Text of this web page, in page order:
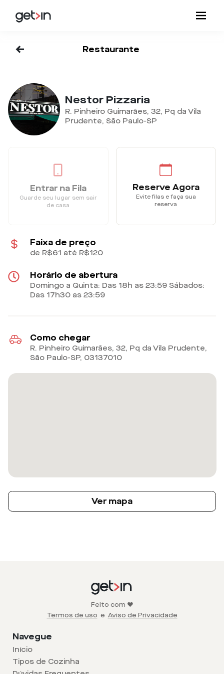
<- Restaurante
Nestor Pizzaria
R. Pinheiro Guimarães, 32, Pq da Vila
Prudente, São Paulo-SP
Entrar na Fila
Guarde seu lugar sem sair
de casa
Reserve Agora
Evite filas e faça sua
reserva
Faixa de preço
de R$61 até R$120
Horário de abertura
Domingo a Quinta: Das 18h as 23:59 Sábados:
Das 17h30 as 23:59
Como chegar
R. Pinheiro Guimarães, 32, Pq da Vila Prudente,
São Paulo-SP, 03137010
Ver mapa
Feito com ❤️
Termos de uso e Aviso de Privacidade
Navegue
Início
Tipos de Cozinha